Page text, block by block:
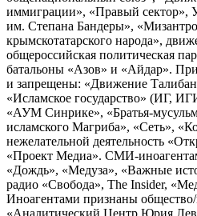
иммиграции», «Правый
им. Степана Бандеры»,
крымскотатарского народа»,
общероссийская политическая
батальоны «Азов» и «Айдар».
и запрещены: «Движение
«Исламское государство» (ИГ,
«АУМ Синрике», «Братья-
исламского Магриба», «Сеть»,
нежелательной деятельность
«Проект Медиа». СМИ-
«Дождь», «Медуза», «Важные
радио «Свобода», The Insider,
Иноагентами признаны